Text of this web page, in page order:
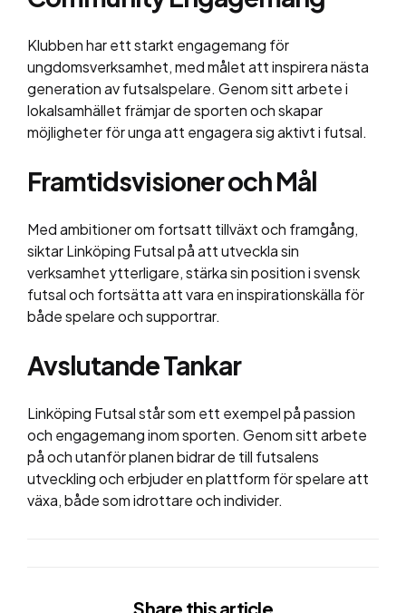
Klubben har ett starkt engagemang för
ungdomsverksamhet, med målet att inspirera nästa
generation av futsalspelare. Genom sitt arbete i
lokalsamhället främjar de sporten och skapar
möjligheter för unga att engagera sig aktivt i futsal.
Framtidsvisioner och Mål
Med ambitioner om fortsatt tillväxt och framgång,
siktar Linköping Futsal på att utveckla sin
verksamhet ytterligare, stärka sin position i svensk
futsal och fortsätta att vara en inspirationskälla för
både spelare och supportrar.
Avslutande Tankar
Linköping Futsal står som ett exempel på passion
och engagemang inom sporten. Genom sitt arbete
på och utanför planen bidrar de till futsalens
utveckling och erbjuder en plattform för spelare att
växa, både som idrottare och individer.
Share this article